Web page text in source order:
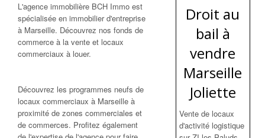
L'agence immobilière BCH Immo est
spécialisée en immobilier d'entreprise
à Marseille. Découvrez nos fonds de
commerce à la vente et locaux
commerciaux à louer.
Découvrez les programmes neufs de
locaux commerciaux à Marseille à
proximité de zones commerciales et
de commerces. Profitez également
Droit au
bail à
vendre
Marseille
Joliette
Vente de locaux
d'activité logistique